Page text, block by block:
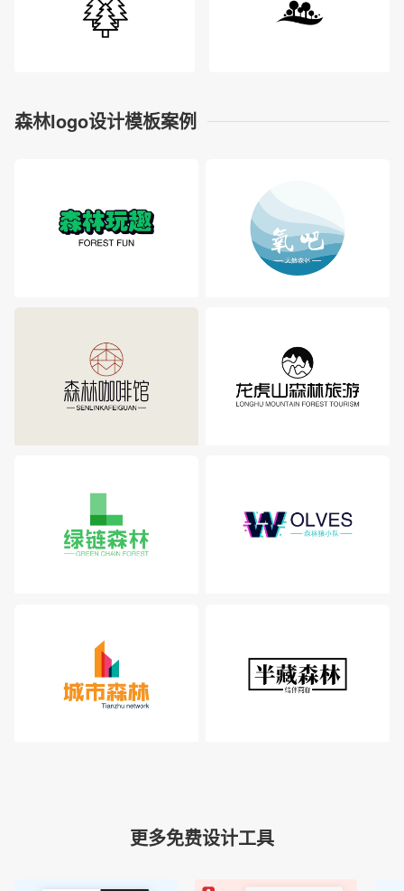
森林logo设计模板案例
更多免费设计工具